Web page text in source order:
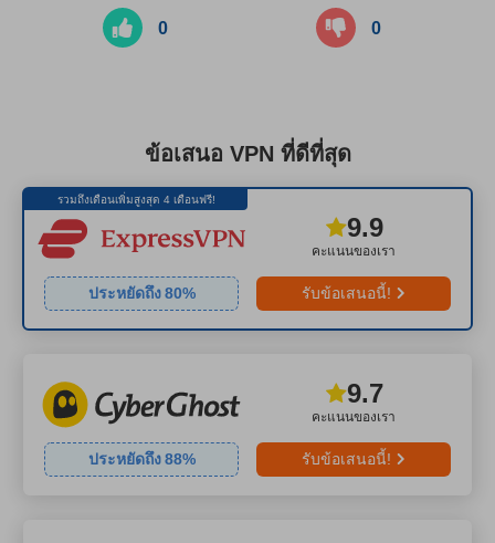
0 0
ข้อเสนอ VPN ที่ดีที่สุด
รวมถึงเดือนเพิ่มสูงสุด 4 เดือนฟรี!
คะแนนของเรา
9.9
ประหยัดถึง 80% รับข้อเสนอนี้!
คะแนนของเรา
9.7
ประหยัดถึง 88% รับข้อเสนอนี้!